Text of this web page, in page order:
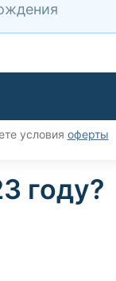
условия оферты
году?